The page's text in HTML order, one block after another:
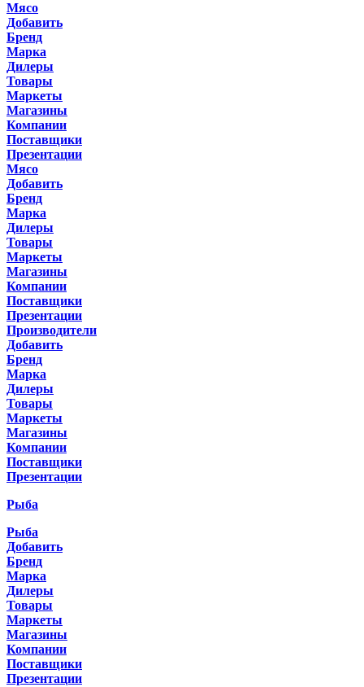
Мясо
Добавить
Бренд
Марка
Дилеры
Товары
Маркеты
Магазины
Компании
Поставщики
Презентации
Мясо
Добавить
Бренд
Марка
Дилеры
Товары
Маркеты
Магазины
Компании
Поставщики
Презентации
Производители
Добавить
Бренд
Марка
Дилеры
Товары
Маркеты
Магазины
Компании
Поставщики
Презентации
Рыба
Рыба
Добавить
Бренд
Марка
Дилеры
Товары
Маркеты
Магазины
Компании
Поставщики
Презентации